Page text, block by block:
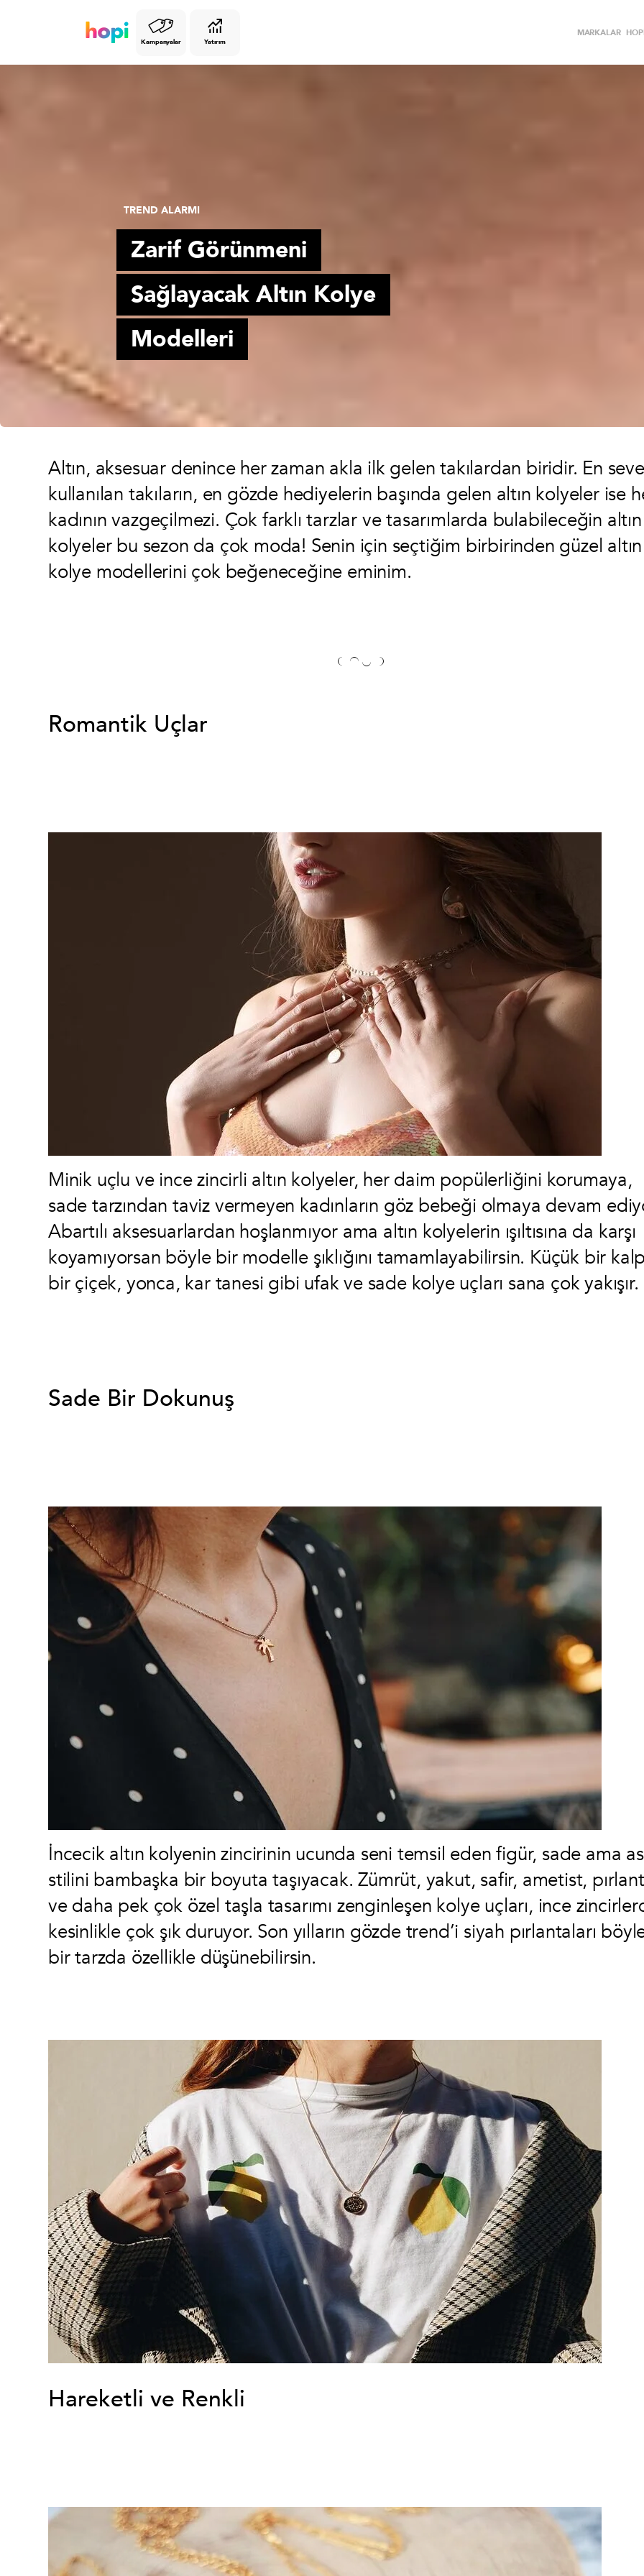
Kampanyalar Yatırım
MARKALAR
TREND ALARMI
Zarif Görünmeni
Sağlayacak Altın Kolye
Modelleri
Altın, aksesuar denince her zaman akla ilk gelen takılardan biridir. En
kullanılan takıların, en gözde hediyelerin başında gelen altın kolyeler ise
kadının vazgeçilmezi. Çok farklı tarzlar ve tasarımlarda bulabileceğin altın
kolyeler bu sezon da çok moda! Senin için seçtiğim birbirinden güzel altın
kolye modellerini çok beğeneceğine eminim.
Romantik Uçlar
Minik uçlu ve ince zincirli altın kolyeler, her daim popülerliğini korumaya,
sade tarzından taviz vermeyen kadınların göz bebeği olmaya devam
Abartılı aksesuarlardan hoşlanmıyor ama altın kolyelerin ışıltısına da karşı
koyamıyorsan böyle bir modelle şıklığını tamamlayabilirsin. Küçük bir
bir çiçek, yonca, kar tanesi gibi ufak ve sade kolye uçları sana çok yakışır.
Sade Bir Dokunuş
İncecik altın kolyenin zincirinin ucunda seni temsil eden figür, sade ama
stilini bambaşka bir boyuta taşıyacak. Zümrüt, yakut, safir, ametist,
ve daha pek çok özel taşla tasarımı zenginleşen kolye uçları, ince
kesinlikle çok şık duruyor. Son yılların gözde trend’i siyah pırlantaları
bir tarzda özellikle düşünebilirsin.
Hareketli ve Renkli